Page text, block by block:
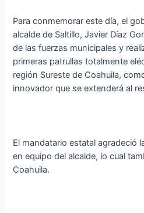
Para conmemorar este día, el
alcalde de Saltillo, Javier Díaz
de las fuerzas municipales y
primeras patrullas totalmente
región Sureste de Coahuila,
innovador que se extenderá al
El mandatario estatal agradeció
en equipo del alcalde, lo cual
Coahuila.